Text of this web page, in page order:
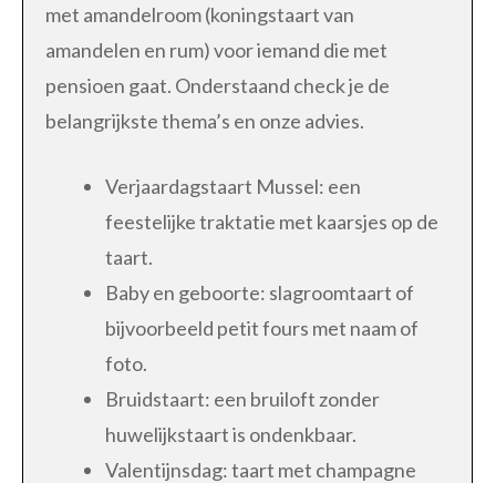
met amandelroom (koningstaart van
amandelen en rum) voor iemand die met
pensioen gaat. Onderstaand check je de
belangrijkste thema’s en onze advies.
Verjaardagstaart Mussel: een
feestelijke traktatie met kaarsjes op de
taart.
Baby en geboorte: slagroomtaart of
bijvoorbeeld petit fours met naam of
foto.
Bruidstaart: een bruiloft zonder
huwelijkstaart is ondenkbaar.
Valentijnsdag: taart met champagne